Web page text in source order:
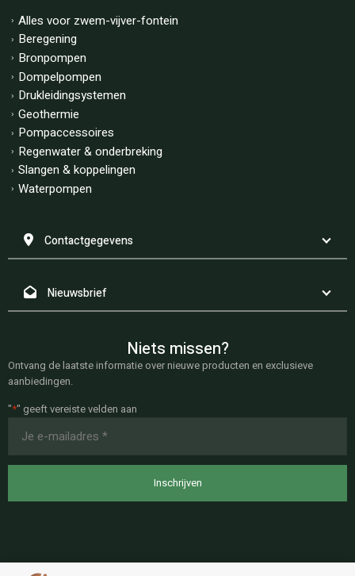
Alles voor zwem-vijver-fontein
Beregening
Bronpompen
Dompelpompen
Drukleidingsystemen
Geothermie
Pompaccessoires
Regenwater & onderbreking
Slangen & koppelingen
Waterpompen
Contactgegevens
Nieuwsbrief
Niets missen?
Ontvang de laatste informatie over nieuwe producten en exclusieve
aanbiedingen.
"*" geeft vereiste velden aan
mailadres
*